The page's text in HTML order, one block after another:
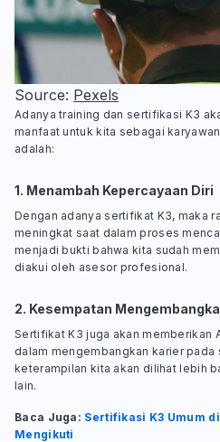
Source: Pexels
Adanya training dan sertifikasi K3
manfaat untuk kita sebagai
adalah:
1. Menambah Kepercayaan Diri
Dengan adanya sertifikat K3, maka
meningkat saat dalam proses
menjadi bukti bahwa kita sudah
diakui oleh asesor profesional.
2. Kesempatan
Sertifikat K3 juga akan memberikan
dalam mengembangkan karier pada
keterampilan kita akan dilihat lebih
lain.
Baca Juga: Sertifikasi K3 Umum
Mengikuti